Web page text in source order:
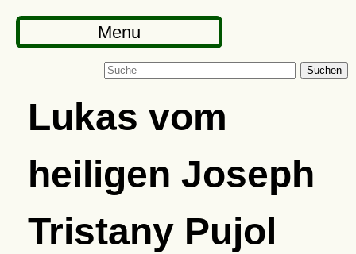
Menu
Suchen
Lukas vom
heiligen Joseph
Tristany Pujol